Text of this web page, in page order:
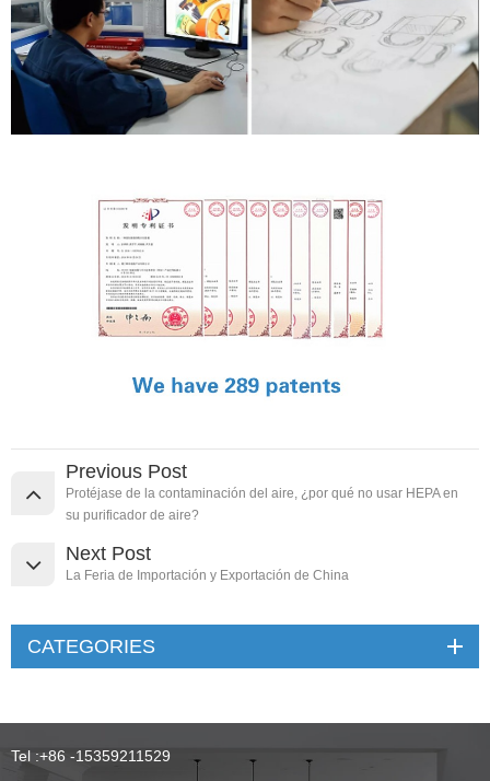
Previous Post
Protéjase de la contaminación del aire, ¿por qué no usar HEPA en
su purificador de aire?
Next Post
La Feria de Importación y Exportación de China
CATEGORIES
Tel :+86 -15359211529